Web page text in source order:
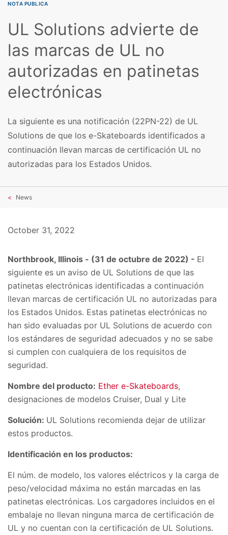
NOTA PUBLICA
UL Solutions advierte de
las marcas de UL no
autorizadas en patinetas
electrónicas
La siguiente es una notificación (22PN-22) de UL
Solutions de que los e-Skateboards identificados a
continuación llevan marcas de certificación UL no
autorizadas para los Estados Unidos.
News
October 31, 2022
Northbrook, Illinois - (31 de octubre de 2022) - El
siguiente es un aviso de UL Solutions de que las
patinetas electrónicas identificadas a continuación
llevan marcas de certificación UL no autorizadas para
los Estados Unidos. Estas patinetas electrónicas no
han sido evaluadas por UL Solutions de acuerdo con
los estándares de seguridad adecuados y no se sabe
si cumplen con cualquiera de los requisitos de
seguridad.
Nombre del producto: Ether e-Skateboards,
designaciones de modelos Cruiser, Dual y Lite
Solución: UL Solutions recomienda dejar de utilizar
estos productos.
Identificación en los productos:
El núm. de modelo, los valores eléctricos y la carga de
peso/velocidad máxima no están marcadas en las
patinetas electrónicas. Los cargadores incluidos en el
embalaje no llevan ninguna marca de certificación de
UL y no cuentan con la certificación de UL Solutions.